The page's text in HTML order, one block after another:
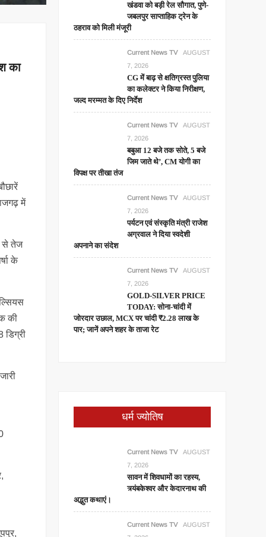
का
में
से तेज
के
की
खंडवा को बड़ी रेल सौगात, पुणे-
जबलपुर साप्ताहिक ट्रेन के
ठहराव को मिली मंजूरी
Current News TV
AUGUST
7, 2026
CG में बाढ़ से क्षतिग्रस्त पुलिया
का कलेक्टर ने किया निरीक्षण,
जल्द मरम्मत के दिए निर्देश
Current News TV
AUGUST
7, 2026
बबुआ 12 बजे तक सोते, 5 बजे
जिम जाते थे’, CM योगी का
विपक्ष पर तीखा तंज
Current News TV
AUGUST
7, 2026
पर्यटन एवं संस्कृति मंत्री राजेश
अग्रवाल ने दिया स्वदेशी
अपनाने का संदेश
Current News TV
AUGUST
7, 2026
GOLD-SILVER PRICE
TODAY: सोना-चांदी में
जोरदार उछाल, MCX पर चांदी ₹2.28 लाख के
पार; जानें अपने शहर के ताजा रेट
धर्म ज्योतिष
Current News TV
AUGUST
7, 2026
सावन में शिवधामों का रहस्य,
त्र्यंबकेश्वर और केदारनाथ की
अद्भुत कथाएं।
Current News TV
AUGUST